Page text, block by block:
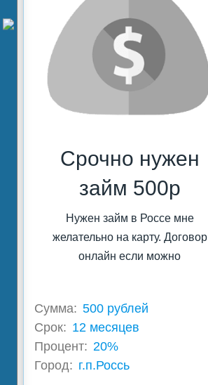
Срочно нужен
займ 500р
Нужен займ в Россе мне
желательно на карту. Договор
онлайн если можно
Сумма: 500 рублей
Срок: 12 месяцев
Процент: 20%
Город: г.п.Россь